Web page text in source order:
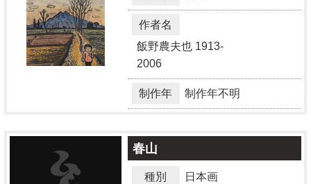
作者名
飯野農夫也 1913-
2006
制作年 制作年不明
春山
種別 日本画